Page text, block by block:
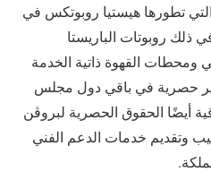
تطورها هيستيا روبوتكس في
ذلك روبوتات الباريستا
ومحطات القهوة ذاتية الخدمة
حصرية في باقي دول مجلس
أيضًا الحقوق الحصرية لبروڤن
وتقديم خدمات الدعم الفني